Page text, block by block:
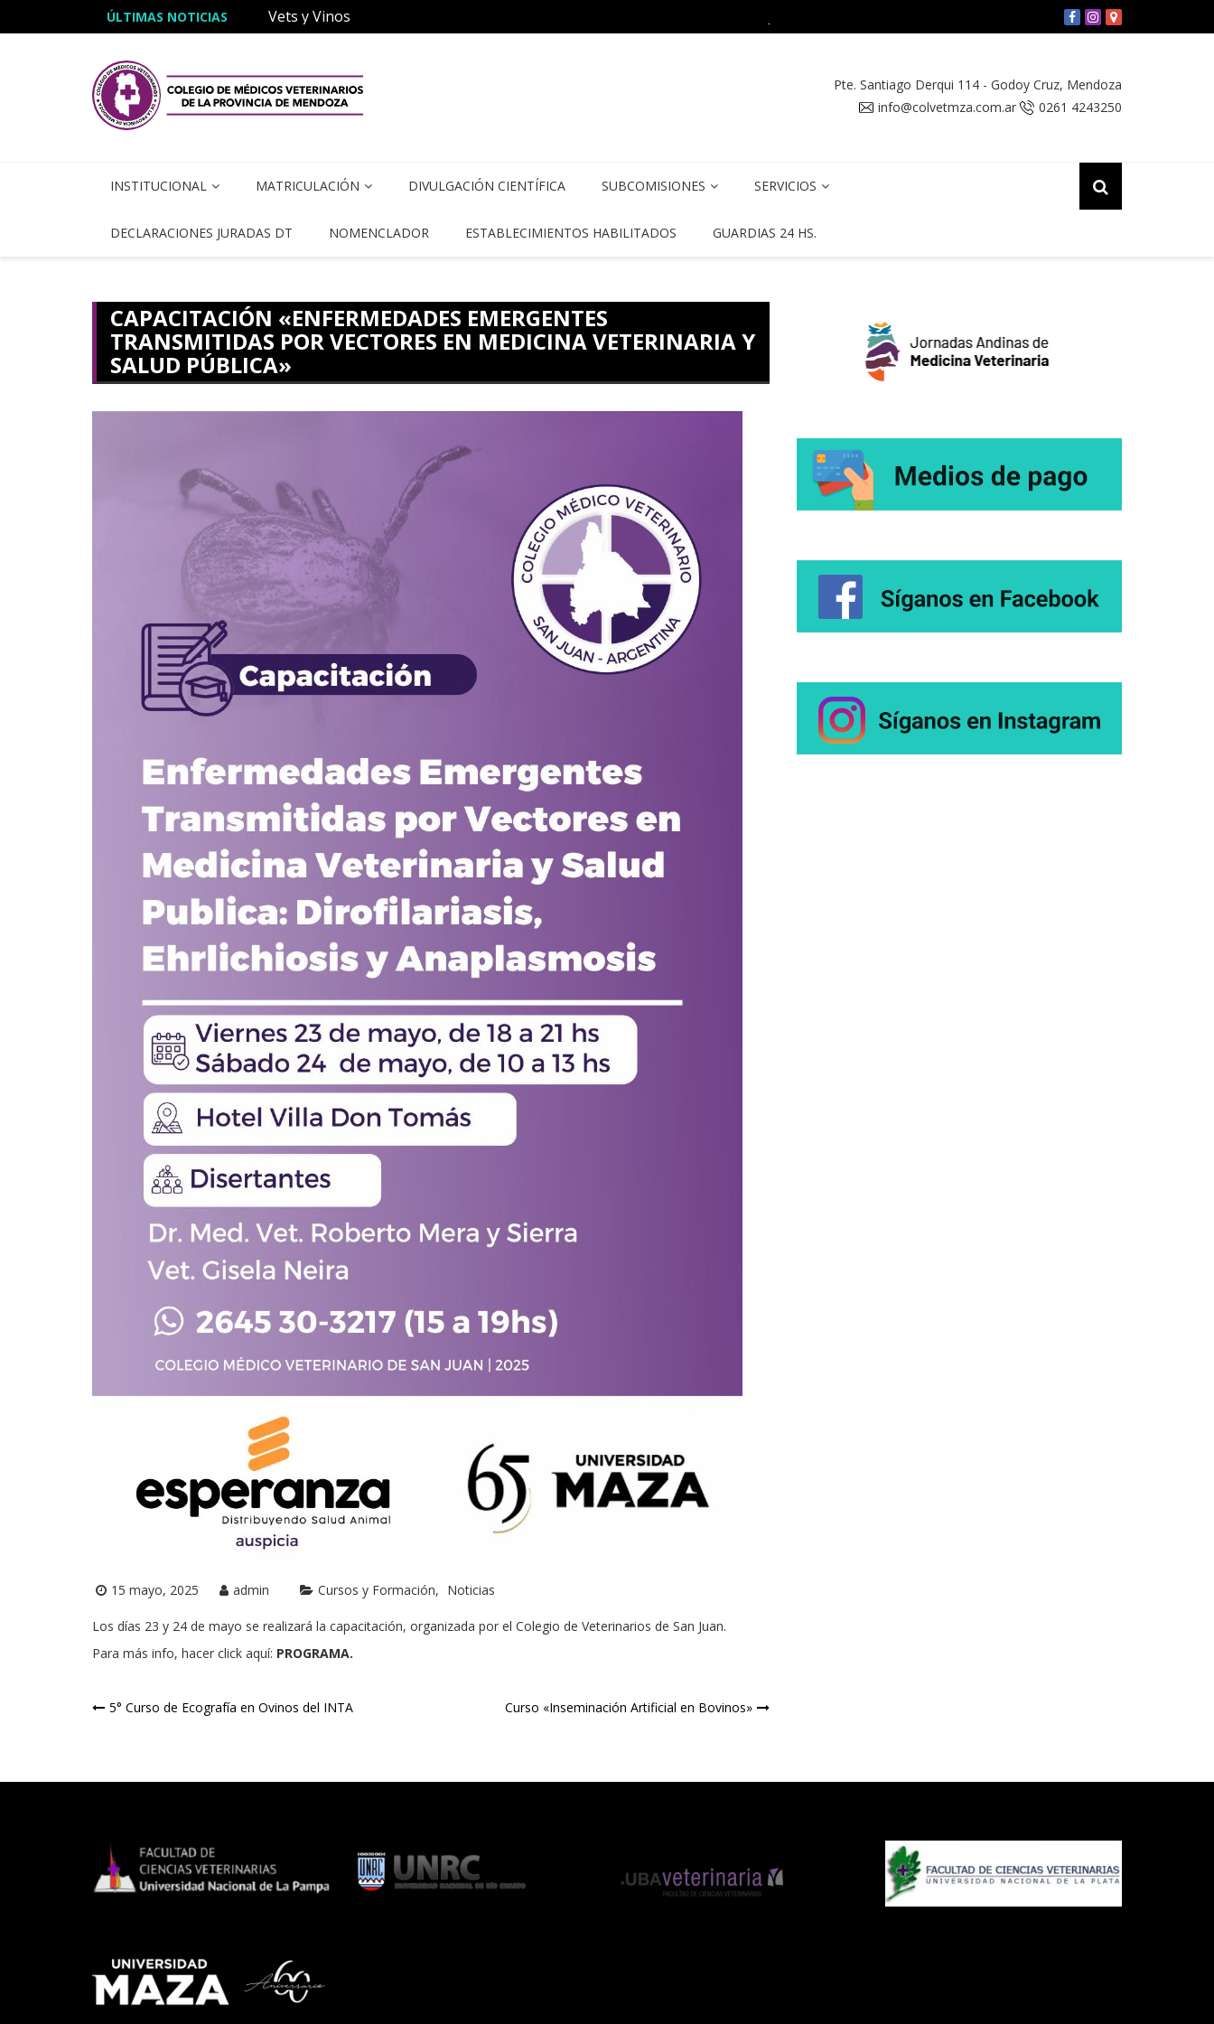
ÚLTIMAS NOTICIAS JORNADA DE CAPACITACIÓN PARA PRODUCTORES CAPRINOS Curso «Micoterapia Aplicada a Medicina Veterinaria»
Pte. Santiago Derqui 114 - Godoy Cruz, Mendoza
info@colvetmza.com.ar
0261 4243250
INSTITUCIONAL MATRICULACIÓN DIVULGACIÓN CIENTÍFICA SUBCOMISIONES SERVICIOS
DECLARACIONES JURADAS DT NOMENCLADOR ESTABLECIMIENTOS HABILITADOS GUARDIAS 24 HS.
CAPACITACIÓN «ENFERMEDADES EMERGENTES
TRANSMITIDAS POR VECTORES EN MEDICINA VETERINARIA Y
SALUD PÚBLICA»
15 mayo, 2025 admin Cursos y Formación Noticias
Los días 23 y 24 de mayo se realizará la capacitación, organizada por el Colegio de Veterinarios de San Juan.
Para más info, hacer click aquí: PROGRAMA.
Navegación
entradas
5° Curso de Ecografía en Ovinos del INTA Curso «Inseminación Artificial en Bovinos»